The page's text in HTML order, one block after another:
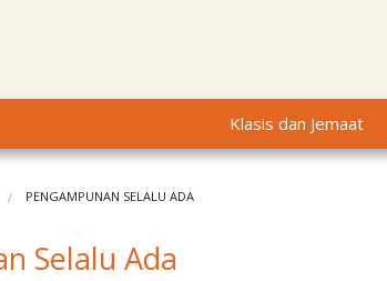
Klasis dan Jemaat
PENGAMPUNAN SELALU ADA
Selalu Ada